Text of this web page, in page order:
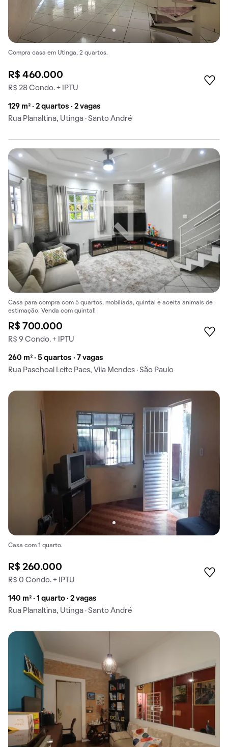
Compra casa em Utinga, 2 quartos.
R$ 460.000
R$ 28 Condo. + IPTU
129 m² · 2 quartos · 2 vagas
Rua Planaltina, Utinga · Santo André
Casa para compra com 5 quartos, mobiliada, quintal e aceita animais de
estimação. Venda com quintal!
R$ 700.000
R$ 9 Condo. + IPTU
260 m² · 5 quartos · 7 vagas
Rua Paschoal Leite Paes, Vila Mendes · São Paulo
Casa com 1 quarto.
R$ 260.000
R$ 0 Condo. + IPTU
140 m² · 1 quarto · 2 vagas
Rua Planaltina, Utinga · Santo André